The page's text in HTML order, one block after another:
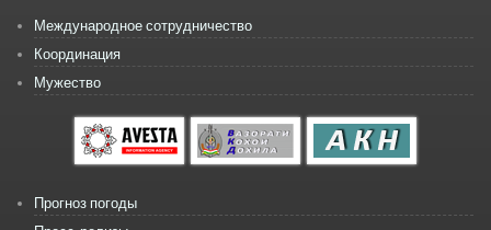
Международное сотрудничество
Координация
Мужество
Прогноз погоды